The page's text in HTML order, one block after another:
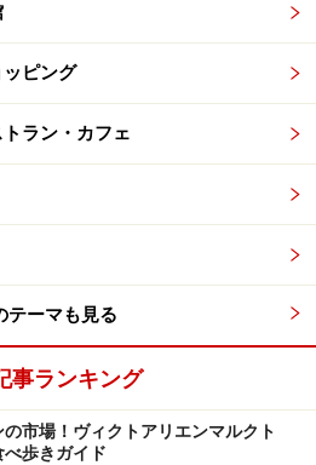
ピング
ラン・カフェ
テーマも見る
事ランキング
の市場！ヴィクトアリエンマルクト
べ歩きガイド